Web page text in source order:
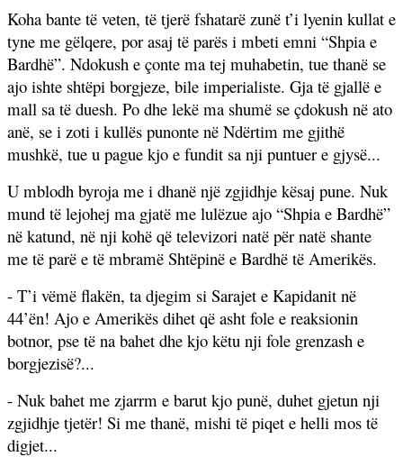
Koha bante të veten, të tjerë fshatarë zunë t’i lyenin kullat e
tyne me gëlqere, por asaj të parës i mbeti emni “Shpia e
Bardhë”. Ndokush e çonte ma tej muhabetin, tue thanë se
ajo ishte shtëpi borgjeze, bile imperialiste. Gja të gjallë e
mall sa të duesh. Po dhe lekë ma shumë se çdokush në ato
anë, se i zoti i kullës punonte në Ndërtim me gjithë
mushkë, tue u pague kjo e fundit sa nji puntuer e gjysë...
U mblodh byroja me i dhanë një zgjidhje kësaj pune. Nuk
mund të lejohej ma gjatë me lulëzue ajo “Shpia e Bardhë”
në katund, në nji kohë që televizori natë për natë shante
me të parë e të mbramë Shtëpinë e Bardhë të Amerikës.
- T’i vëmë flakën, ta djegim si Sarajet e Kapidanit në
44’ën! Ajo e Amerikës dihet që asht fole e reaksionin
botnor, pse të na bahet dhe kjo këtu nji fole grenzash e
borgjezisë?...
- Nuk bahet me zjarrm e barut kjo punë, duhet gjetun nji
zgjidhje tjetër! Si me thanë, mishi të piqet e helli mos të
digjet...